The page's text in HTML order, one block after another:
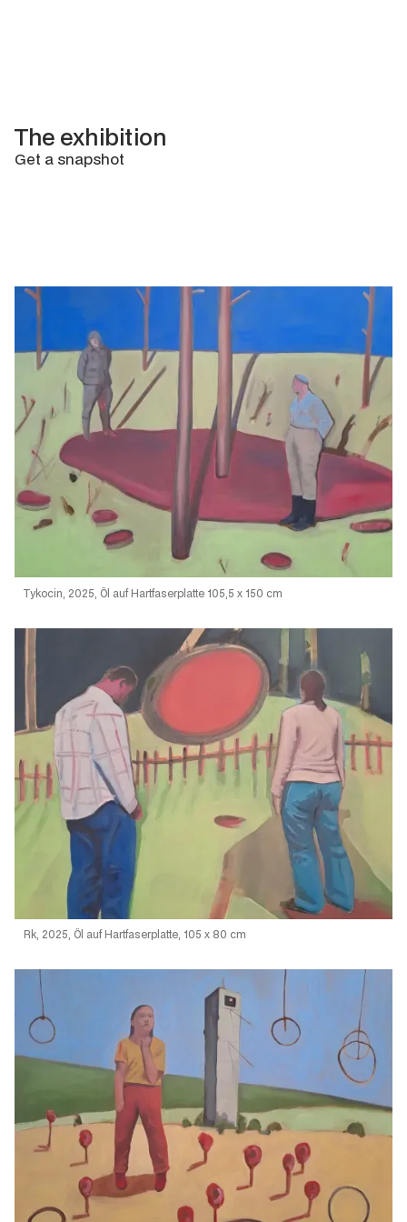
The exhibition
Get a snapshot
Tykocin, 2025, Öl auf Hartfaserplatte 105,5 x 150 cm
Rk, 2025, Öl auf Hartfaserplatte, 105 x 80 cm